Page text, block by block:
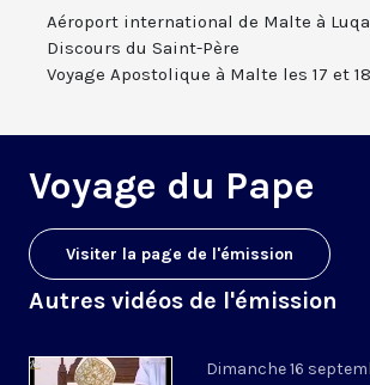
Aéroport international de Malte à Luqa
Discours du Saint-Père
Voyage Apostolique à Malte les 17 et
Voyage du Pape
Visiter la page de l'émission
Autres vidéos de l'émission
Dimanche 16